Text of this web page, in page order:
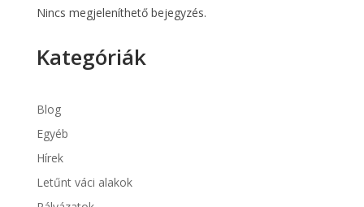
Nincs megjeleníthető bejegyzés.
Kategóriák
Blog
Egyéb
Hírek
Letűnt váci alakok